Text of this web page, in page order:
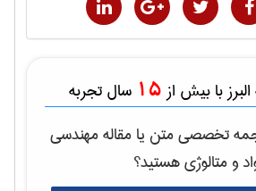
با بیش از 15 سال تجربه
تخصصی متن یا مقالهمهندسی
و متالوژیهستید؟